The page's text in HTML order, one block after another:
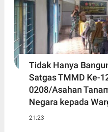
Tidak Hanya
Satgas TMMD Ke-
0208/Asahan
Negara kepada
21:23